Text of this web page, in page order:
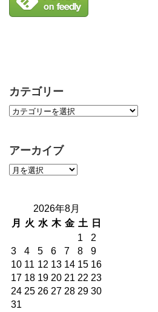
カテゴリー
アーカイブ
2026年8月
月
火 水 木 金 土
日
1
2
3
4 5 6 7 8
9
10 11 12 13 14 15 16
17 18 19 20 21 22 23
24 25 26 27 28 29 30
31